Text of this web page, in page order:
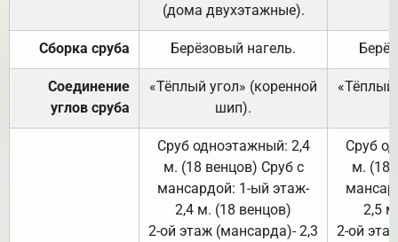
(дома двухэтажные).
Сборка сруба Берёзовый нагель.
Соединение
углов сруба
«Тёплый угол» (коренной
шип).
«Тёплый
Сруб одноэтажный: 2,4
м. (18 венцов) Сруб с
мансардой: 1-ый этаж-
2,4 м. (18 венцов)
2-ой этаж (мансарда)- 2,3
Сруб
м. (18
2,5
2-ой